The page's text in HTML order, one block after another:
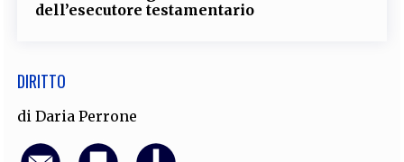
dell’esecutore testamentario
DIRITTO
diDaria Perrone